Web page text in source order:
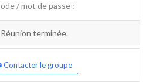
/ mot de passe :
Réunion terminée.
Contacter le groupe